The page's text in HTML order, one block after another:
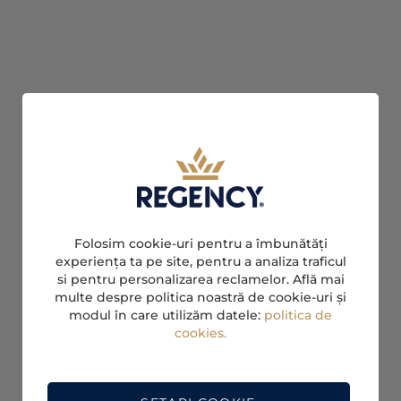
Folosim cookie-uri pentru a îmbunătăți
experiența ta pe site, pentru a analiza traficul
si pentru personalizarea reclamelor. Află mai
multe despre politica noastră de cookie-uri și
modul în care utilizăm datele: politica de
cookies.